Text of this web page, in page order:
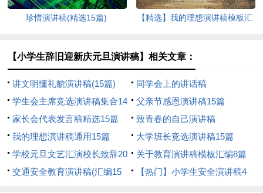
珍惜演讲稿(精选15篇)
【精选】我的理想演讲稿模板汇
【小学生辞旧迎新庆元旦演讲稿】相关文章：
讲文明懂礼貌演讲稿(15篇)
同学会上的讲话稿
学生会主席竞选演讲稿集合14
篇
父亲节感恩演讲稿15篇
家长会代表发言稿精选15篇
致青春的自己演讲稿
我的理想演讲稿通用15篇
大学班长竞选演讲稿15篇
学校元旦文艺汇演校长致辞20
篇
关于教育演讲稿模板汇编8篇
交通安全教育演讲稿(汇编15
【热门】小学生安全演讲稿4